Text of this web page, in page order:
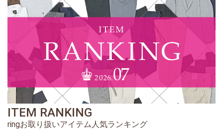
ITEM RANKING
ringお取り扱いアイテム人気ランキング